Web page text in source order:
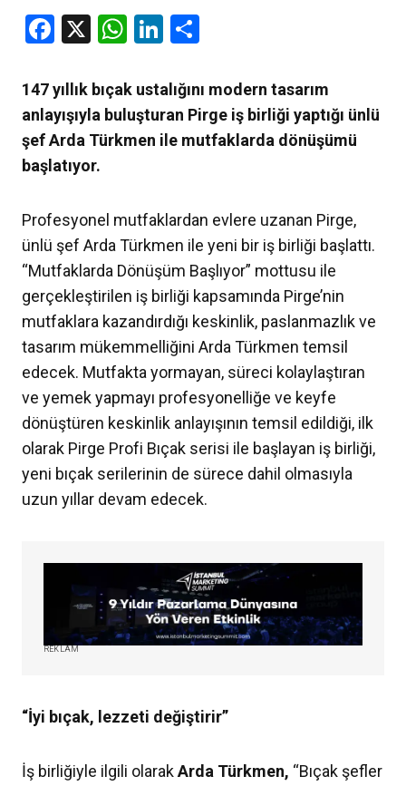
Facebook
X WhatsApp
LinkedIn
147 yıllık bıçak ustalığını modern tasarım
anlayışıyla buluşturan Pirge iş birliği yaptığı ünlü
şef Arda Türkmen ile mutfaklarda dönüşümü
başlatıyor.
Profesyonel mutfaklardan evlere uzanan Pirge,
ünlü şef Arda Türkmen ile yeni bir iş birliği başlattı.
“Mutfaklarda Dönüşüm Başlıyor” mottusu ile
gerçekleştirilen iş birliği kapsamında Pirge’nin
mutfaklara kazandırdığı keskinlik, paslanmazlık ve
tasarım mükemmelliğini Arda Türkmen temsil
edecek. Mutfakta yormayan, süreci kolaylaştıran
ve yemek yapmayı profesyonelliğe ve keyfe
dönüştüren keskinlik anlayışının temsil edildiği, ilk
olarak Pirge Profi Bıçak serisi ile başlayan iş birliği,
yeni bıçak serilerinin de sürece dahil olmasıyla
uzun yıllar devam edecek.
REKLAM
“İyi bıçak, lezzeti değiştirir”
İş birliğiyle ilgili olarakArda Türkmen, “Bıçak şefler